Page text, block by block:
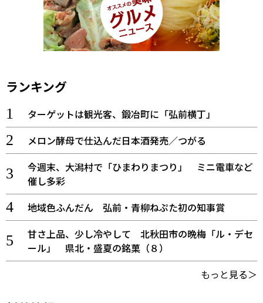
ランキング
ターゲットは観光客、鍛冶町に「弘前横丁」
メロン酵母で仕込んだ日本酒発売／つがる
今週末、大潟村で「ひまわりまつり」 ミニ電車など
催し多彩
地域色ふんだん 弘前・青柳ねぷた初の知事賞
甘さ上品、少し冷やして 北秋田市の晩梅「ル・デセ
ール」 県北・盛夏の銘菓（８）
もっと見る＞